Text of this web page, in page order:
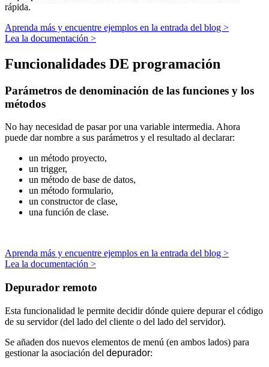
rápida.
Aprenda más y encuentre ejemplos en la entrada del blog >
Lea la documentación >
Funcionalidades DE programación
Parámetros de denominación de las funciones y los
métodos
No hay necesidad de pasar por una variable intermedia. Ahora
puede dar nombre a sus parámetros y el resultado al declarar:
un método proyecto,
un trigger,
un método de base de datos,
un método formulario,
un constructor de clase,
una función de clase.
Aprenda más y encuentre ejemplos en la entrada del blog >
Lea la documentación >
Depurador remoto
Esta funcionalidad le permite decidir dónde quiere depurar el código
de su servidor (del lado del cliente o del lado del servidor).
Se añaden dos nuevos elementos de menú (en ambos lados) para
gestionar la asociación del depurador: